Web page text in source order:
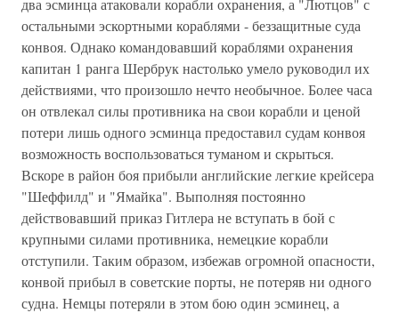
два эсминца атаковали корабли охранения, а "Лютцов" с
остальными эскортными кораблями - беззащитные суда
конвоя. Однако командовавший кораблями охранения
капитан 1 ранга Шербрук настолько умело руководил их
действиями, что произошло нечто необычное. Более часа
он отвлекал силы противника на свои корабли и ценой
потери лишь одного эсминца предоставил судам конвоя
возможность воспользоваться туманом и скрыться.
Вскоре в район боя прибыли английские легкие крейсера
"Шеффилд" и "Ямайка". Выполняя постоянно
действовавший приказ Гитлера не вступать в бой с
крупными силами противника, немецкие корабли
отступили. Таким образом, избежав огромной опасности,
конвой прибыл в советские порты, не потеряв ни одного
судна. Немцы потеряли в этом бою один эсминец, а